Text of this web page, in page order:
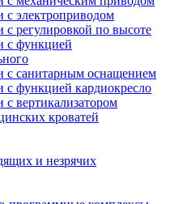
электроприводом
регулировкой по высоте
с функцией
с санитарным оснащением
функцией кардиокресло
вертикализатором
кроватей
и незрячих